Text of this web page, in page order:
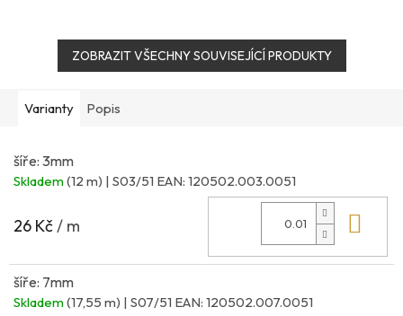
ZOBRAZIT VŠECHNY SOUVISEJÍCÍ PRODUKTY
Varianty Popis
šíře: 3mm
Skladem(12 m) | S03/51 EAN: 120502.003.0051
26 Kč/ m
šíře: 7mm
Skladem(17,55 m) | S07/51 EAN: 120502.007.0051